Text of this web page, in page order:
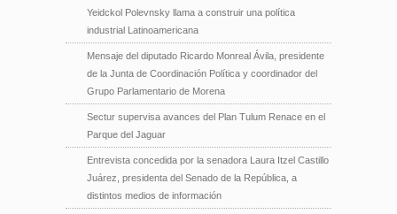
Yeidckol Polevnsky llama a construir una política
industrial Latinoamericana
Mensaje del diputado Ricardo Monreal Ávila, presidente
de la Junta de Coordinación Política y coordinador del
Grupo Parlamentario de Morena
Sectur supervisa avances del Plan Tulum Renace en el
Parque del Jaguar
Entrevista concedida por la senadora Laura Itzel Castillo
Juárez, presidenta del Senado de la República, a
distintos medios de información